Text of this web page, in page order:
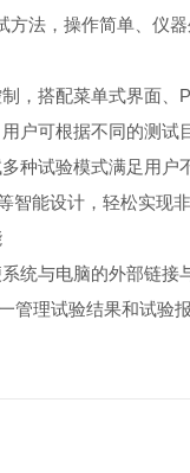
法，操作简单、仪
搭配菜单式界面、
可根据不同的测试
试验模式满足用户
能设计，轻松实现
统与电脑的外部链接
理试验结果和试验